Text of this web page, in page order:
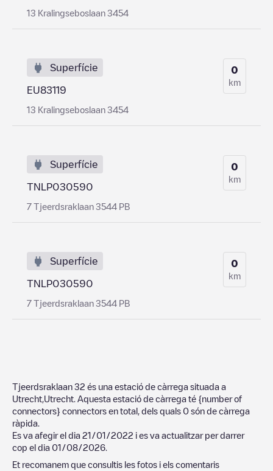
13 Kralingseboslaan 3454
Superfície
EU83119
13 Kralingseboslaan 3454
0
km
Superfície
TNLP030590
7 Tjeerdsraklaan 3544 PB
0
km
Superfície
TNLP030590
7 Tjeerdsraklaan 3544 PB
0
km
Tjeerdsraklaan 32 és una estació de càrrega situada a
Utrecht Utrecht . Aquesta estació de càrrega té {number of
connectors} connectors en total, dels quals 0 són de càrrega
ràpida.
Es va afegir el dia 21/01/2022 i es va actualitzar per darrer
cop el dia 01/08/2026
Et recomanem que consultis les fotos i els comentaris